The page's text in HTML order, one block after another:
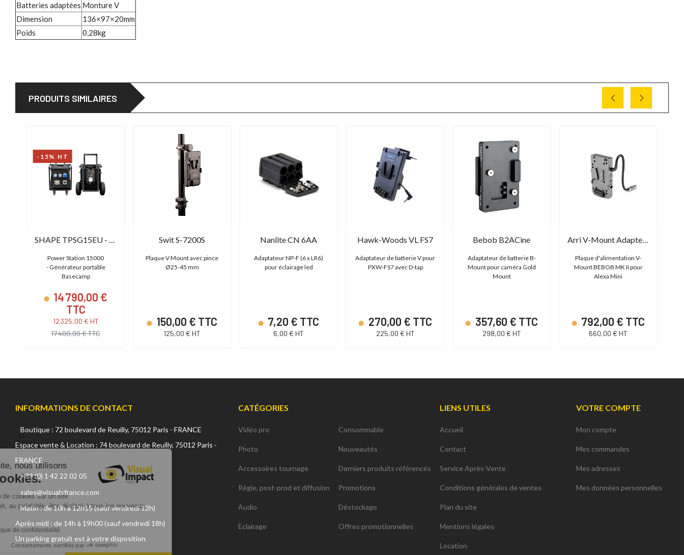
Batteries adaptées Monture V
Dimension
136×97×20mm
Poids
0,28kg
PRODUITS SIMILAIRES
-15% HT
SHAPE TPSG15EU - Génératrice électrique 15000 Basecamp Version EU
Power Station 15000
- Générateur portable
Basecamp
14 790,00 €
TTC
12 325,00 € HT
17 400,00 € TTC
Swit S-7200S
Plaque V Mount avec pince
Ø25-45 mm
150,00 € TTC
125,00 € HT
Nanlite CN 6AA
Adaptateur NP-F (6 x LR6)
pour éclairage led
7,20 € TTC
6,00 € HT
Hawk-Woods VL FS7
Adaptateur de batterie V pour
PXW-FS7 avec D-tap
270,00 € TTC
225,00 € HT
Bebob B2ACine
Adaptateur de batterie B-
Mount pour caméra Gold
Mount
357,60 € TTC
298,00 € HT
Arri V-Mount Adapter Plate Mk II
Plaque d'alimentation V-
Mount BEBOB MK II pour
Alexa Mini
792,00 € TTC
660,00 € HT
INFORMATIONS DE CONTACT
Boutique : 72 boulevard de Reuilly, 75012 Paris - FRANCE
Espace vente & Location : 74 boulevard de Reuilly, 75012 Paris -
FRANCE
+33 (0) 1 42 22 02 05
sales@visualsfrance.com
Matin : de 10h à 12h15 (sauf vendredi 12h)
Après midi : de 14h à 19h00 (sauf vendredi 18h)
Un parking gratuit est à votre disposition
CATÉGORIES
Vidéo pro
Photo
Accessoires tournage
Régie, post-prod et diffusion
Audio
Eclairage
Consommable
Nouveautés
Derniers produits référencés
Promotions
Déstockage
Offres promotionnelles
LIENS UTILES
Accueil
Contact
Service Après-Vente
Conditions générales de ventes
Plan du site
Mentions légales
Location
VOTRE COMPTE
Mon compte
Mes commandes
Mes adresses
Mes données personnelles
Sur ce site, nous utilisons
des cookies.
L'utilisation de cookies sur un site
internet, doit, au préalable, être déclaré à tous les nouveaux
Lire la politique de confidentialité
Consentements certifiés par